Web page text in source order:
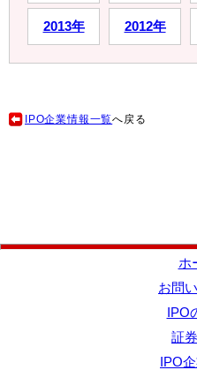
2013年 2012年
IPO企業情報一覧へ戻る
ホ
お問
IPO
証
IPO